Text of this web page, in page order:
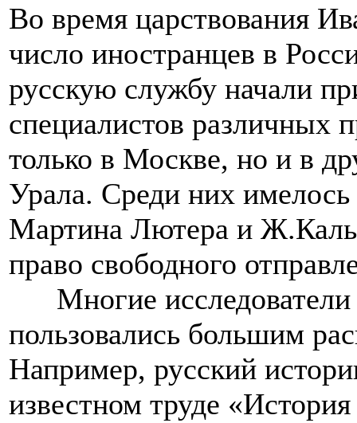
Во время царствования
число иностранцев в
русскую службу начали
специалистов различных
только в Москве, но и в
Урала. Среди них имелось
Мартина Лютера и
право свободного
Многие исследователи
пользовались большим
Например, русский
известном труде